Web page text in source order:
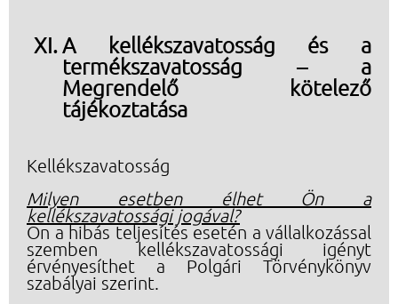
A kellékszavatosság és a
termékszavatosság – a
Megrendelő kötelező
tájékoztatása
Kellékszavatosság
Milyen esetben élhet Ön a
kellékszavatossági jogával?
Ön a hibás teljesítés esetén a vállalkozással
szemben kellékszavatossági igényt
érvényesíthet a Polgári Törvénykönyv
szabályai szerint.